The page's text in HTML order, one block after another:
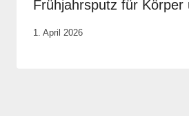
Frühjahrsputz für Körper
Von
1. April 2026